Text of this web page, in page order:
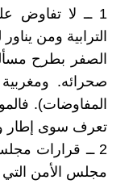
1 ــ لا تفاوض
الترابية ومن
الصفر بطرح
صحرائه.
المفاوضات).
تعرف سوى إطار
مجلس الأمن التي